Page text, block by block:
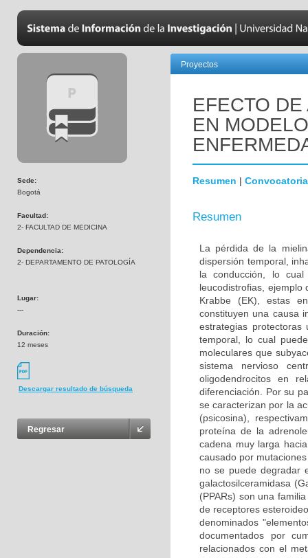
Sede:
Bogotá
Facultad:
2- FACULTAD DE MEDICINA
Dependencia:
2- DEPARTAMENTO DE PATOLOGÍA
Lugar:
---
Duración:
12 meses
Descargar resultado de búsqueda
Regresar
Proyectos
EFECTO
EN
Resumen | Convocatoria
Resumen
La pérdida de la
dispersión temporal,
la conducción, lo cual
leucodistrofias,
Krabbe (EK), estas
constituyen una causa
estrategias protectoras
temporal, lo cual
moleculares que
sistema nervioso
oligodendrocitos en
diferenciación. Por su
se caracterizan por la
(psicosina),
proteína de la
cadena muy larga
causado por
no se puede degradar
galactosilceramidasa
(PPARs) son una
de receptores
denominados
documentados por
relacionados con el